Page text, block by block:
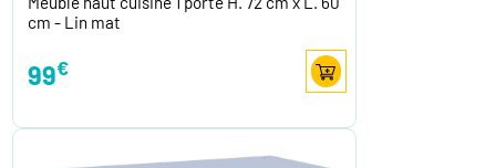
cm - Lin mat
99€